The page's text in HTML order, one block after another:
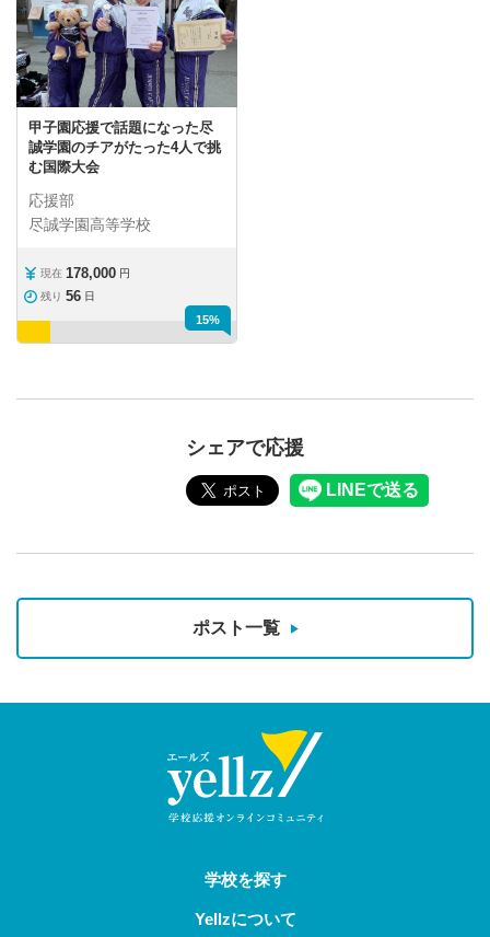
甲子園応援で話題になった尽
誠学園のチアがたった4人で挑
む国際大会
応援部
尽誠学園高等学校
現在 178,000 円
残り 56 日
15%
シェアで応援
ポスト一覧
学校を探す
Yellzについて